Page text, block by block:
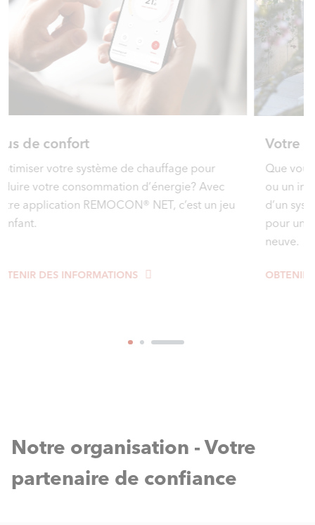
Votre nouveau chauffage
Que vous viviez dans une maison individuelle
ou un immeuble, avec ELCO, vous bénéficiez
d’un système de chauffage fiable et efficient,
pour une rénovation comme une construction
OBTENIR DES INFORMATIONS
de
Notre organisation - Votre
partenaire de confiance